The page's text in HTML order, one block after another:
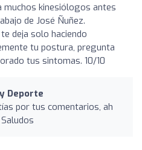
muchos kinesiólogos antes
de José Ñuñez.
deja solo haciendo
tu postura, pregunta
tus sintomas. 10/10
Deporte
por tus comentarios, ah